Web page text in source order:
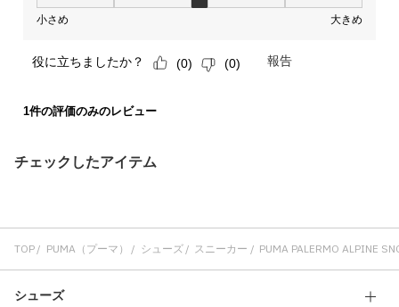
チェックしたアイテム
TOP PUMA（プーマ） シューズ スニーカー PUMA PALERMO ALPINE
シューズ